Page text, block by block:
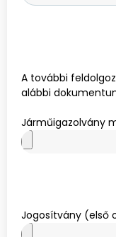
A további
alábbi
Járműigazolvány
Jogosítvány (első